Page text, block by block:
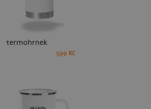
termohrnek
599 Kč